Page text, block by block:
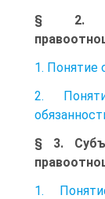
§ 2.
1. Понятие
2.
§ 3.
1.